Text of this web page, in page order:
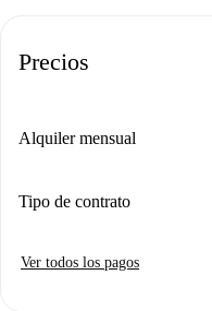
Precios
Alquiler mensual
Tipo de contrato
Ver todos los pagos